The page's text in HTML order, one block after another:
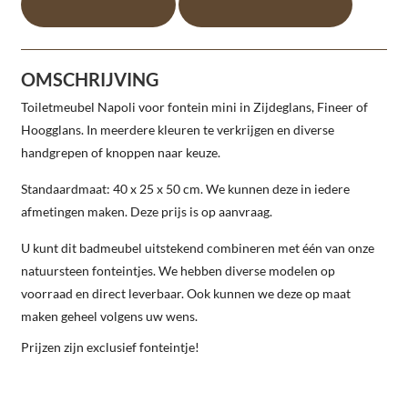
OMSCHRIJVING
Toiletmeubel Napoli voor fontein mini in Zijdeglans, Fineer of
Hoogglans. In meerdere kleuren te verkrijgen en diverse
handgrepen of knoppen naar keuze.
Standaardmaat: 40 x 25 x 50 cm.We kunnen deze in iedere
afmetingen maken. Deze prijs is op aanvraag.
U kunt dit badmeubel uitstekend combineren met één van onze
natuursteen fonteintjes. We hebben diverse modelen op
voorraad en direct leverbaar. Ook kunnen we deze op maat
maken geheel volgens uw wens.
Prijzen zijn exclusief fonteintje!